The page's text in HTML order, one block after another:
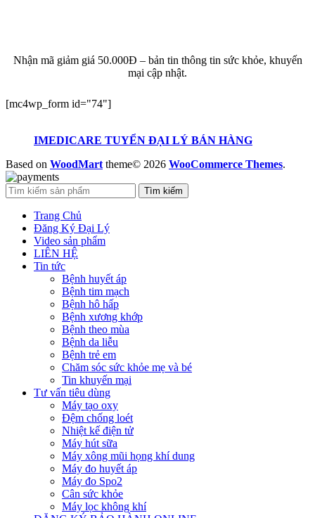
Nhận mã giảm giá 50.000Đ – bản tin thông tin sức khỏe, khuyến
mại cập nhật.
[mc4wp_form id="74"]
IMEDICARE TUYỂN ĐẠI LÝ BÁN HÀNG
Based on WoodMart theme© 2026 WooCommerce Themes.
Tìm kiếm
Trang Chủ
Đăng Ký Đại Lý
Video sản phẩm
LIÊN HỆ
Tin tức
Bệnh huyết áp
Bệnh tim mạch
Bệnh hô hấp
Bệnh xương khớp
Bệnh theo mùa
Bệnh da liễu
Bệnh trẻ em
Chăm sóc sức khỏe mẹ và bé
Tin khuyến mại
Tư vấn tiêu dùng
Máy tạo oxy
Đệm chống loét
Nhiệt kế điện tử
Máy hút sữa
Máy xông mũi họng khí dung
Máy đo huyết áp
Máy đo Spo2
Cân sức khỏe
Máy lọc không khí